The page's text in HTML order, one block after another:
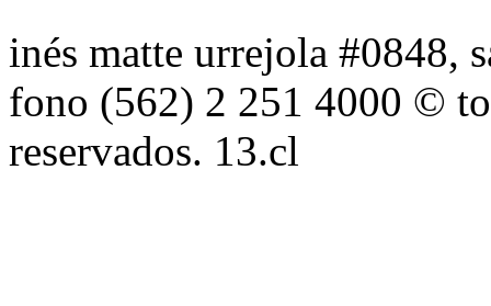
inés matte urrejola #0848,
fono (562) 2 251 4000 ©
reservados. 13.cl